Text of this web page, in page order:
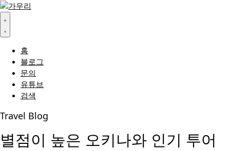
홈
블로그
문의
유튜브
검색
Travel Blog
별점이 높은 오키나와 인기 투어